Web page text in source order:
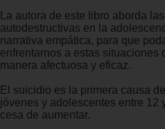
La autora de este libro aborda
autodestructivas en la
narrativa empática, para que
enfrentarnos a estas situaciones
manera afectuosa y eficaz.
El suicidio es la primera causa
jóvenes y adolescentes entre 12
cesa de aumentar.